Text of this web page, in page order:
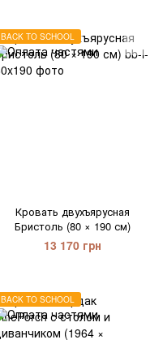
BACK TO SCHOOL
Кровать двухъярусная
Бристоль (80 × 190 см)
13 170 грн
BACK TO SCHOOL